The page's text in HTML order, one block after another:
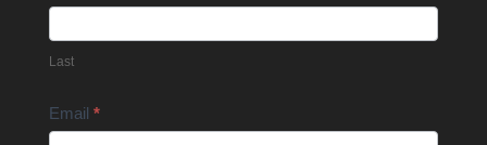
Last
Email *